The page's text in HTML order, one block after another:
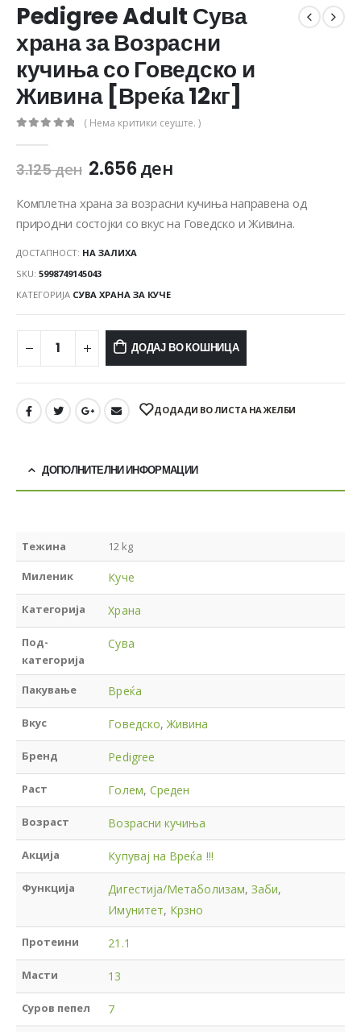
Pedigree Adult Сува
храна за Возрасни
кучиња со Говедско и
Живина [Вреќа 12кг]
( Нема критики сеуште. )
3.125ден 2.656ден
Комплетна храна за возрасни кучиња направена од
природни состојки со вкус на Говедско и Живина.
ДОСТАПНОСТ: НА ЗАЛИХА
SKU: 5998749145043
КАТЕГОРИЈА СУВА ХРАНА ЗА КУЧЕ
ДОДАЈ ВО КОШНИЦА
ДОДАДИ ВО ЛИСТА НА ЖЕЛБИ
ДОПОЛНИТЕЛНИ ИНФОРМАЦИИ
Тежина 12 kg
Миленик Куче
Категорија Храна
Под-
категорија
Сува
Пакување Вреќа
Вкус Говедско,Живина
Бренд Pedigree
Раст Голем, Среден
Возраст Возрасни кучиња
Акција Купувај на Вреќа !!!
Функција Дигестија/Метаболизам,Заби,
Имунитет, Крзно
Протеини 21.1
Масти 13
Суров пепел 7